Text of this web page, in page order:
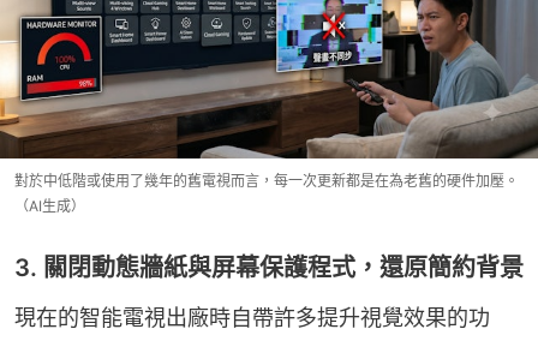
對於中低階或使用了幾年的舊電視而言，每一次更新都是在為老舊的硬件加壓。
（AI生成）
3. 關閉動態牆紙與屏幕保護程式，還原簡約背景
現在的智能電視出廠時自帶許多提升視覺效果的功